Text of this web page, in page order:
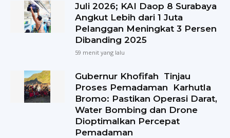
Juli 2026; KAI Daop 8 Surabaya
Angkut Lebih dari 1 Juta
Pelanggan Meningkat 3 Persen
Dibanding 2025
59 menit yang lalu
Gubernur Khofifah Tinjau
Proses Pemadaman Karhutla
Bromo: Pastikan Operasi Darat,
Water Bombing dan Drone
Dioptimalkan Percepat
Pemadaman